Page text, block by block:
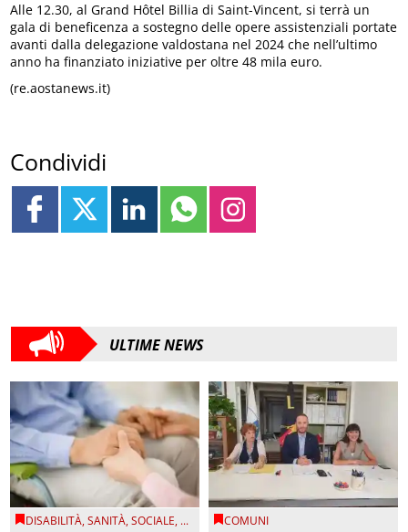
Alle 12.30, al Grand Hôtel Billia di Saint-Vincent, si terrà un
gala di beneficenza a sostegno delle opere assistenziali portate
avanti dalla delegazione valdostana nel 2024 che nell’ultimo
anno ha finanziato iniziative per oltre 48 mila euro.
(re.aostanews.it)
Condividi
ULTIME NEWS
DISABILITÀ,SANITÀ,SOCIALE, ... COMUNI